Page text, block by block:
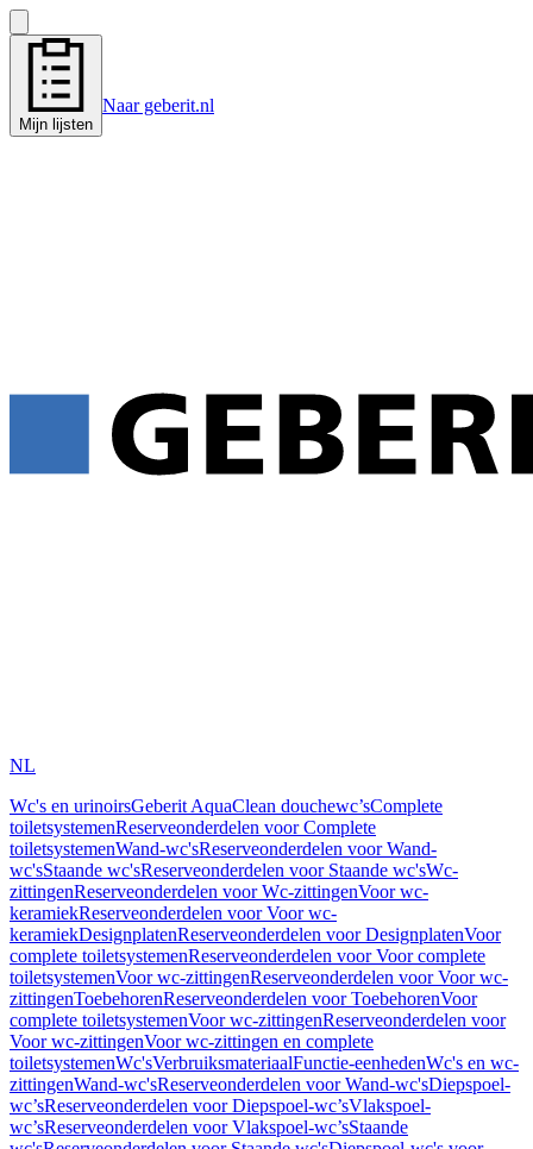
Mijn lijsten
Naar geberit.nl
NL
Wc's en urinoirsGeberit AquaClean douchewc’sComplete
toiletsystemenReserveonderdelen voor Complete
toiletsystemenWand-wc'sReserveonderdelen voor Wand-
wc'sStaande wc'sReserveonderdelen voor Staande wc'sWc-
zittingenReserveonderdelen voor Wc-zittingenVoor wc-
keramiekReserveonderdelen voor Voor wc-
keramiekDesignplatenReserveonderdelen voor DesignplatenVoor
complete toiletsystemenReserveonderdelen voor Voor complete
toiletsystemenVoor wc-zittingenReserveonderdelen voor Voor wc-
zittingenToebehorenReserveonderdelen voor ToebehorenVoor
complete toiletsystemenVoor wc-zittingenReserveonderdelen voor
Voor wc-zittingenVoor wc-zittingen en complete
toiletsystemenWc'sVerbruiksmateriaalFunctie-eenhedenWc's en wc-
zittingenWand-wc'sReserveonderdelen voor Wand-wc'sDiepspoel-
wc’sReserveonderdelen voor Diepspoel-wc’sVlakspoel-
wc’sReserveonderdelen voor Vlakspoel-wc’sStaande